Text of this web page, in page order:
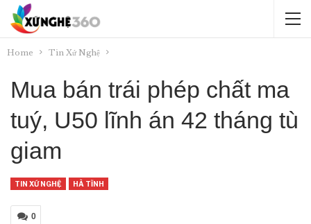
Home Tin Xứ Nghệ
Mua bán trái phép chất ma
tuý, U50 lĩnh án 42 tháng tù
giam
TIN XỨ NGHỆ HÀ TĨNH
0